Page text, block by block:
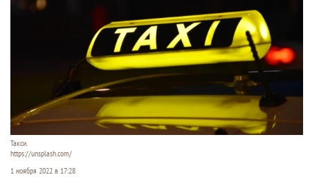
Такси.
https://unsplash.com/
1 ноября 2022 в 17:28